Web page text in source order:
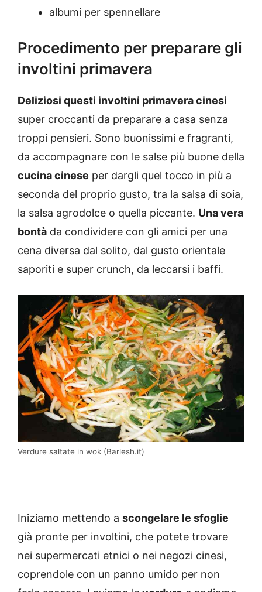
albumi per spennellare
Procedimento per preparare gli
involtini primavera
Deliziosi questi involtini primavera cinesi
super croccanti da preparare a casa senza
troppi pensieri. Sono buonissimi e fragranti,
da accompagnare con le salse più buone della
cucina cinese per dargli quel tocco in più a
seconda del proprio gusto, tra la salsa di soia,
la salsa agrodolce o quella piccante. Una vera
bontà da condividere con gli amici per una
cena diversa dal solito, dal gusto orientale
saporiti e super crunch, da leccarsi i baffi.
Verdure saltate in wok (Barlesh.it)
Iniziamo mettendo a scongelare le sfoglie
già pronte per involtini, che potete trovare
nei supermercati etnici o nei negozi cinesi,
coprendole con un panno umido per non